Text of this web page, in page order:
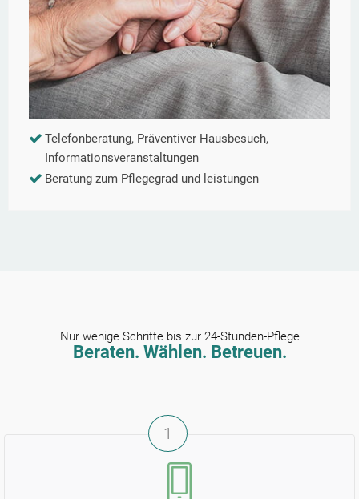
Telefonberatung, Präventiver Hausbesuch,
Informationsveranstaltungen
Beratung zum Pflegegrad und leistungen
Nur wenige Schritte bis zur 24-Stunden-Pflege
Beraten. Wählen. Betreuen.
1